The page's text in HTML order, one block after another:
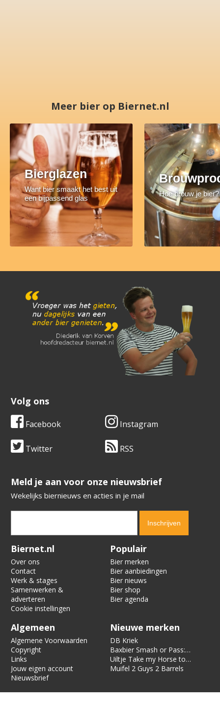
Meer bier op Biernet.nl
Bierglazen
Want bier smaakt het best uit
een bijpassend glas
Hoe brouw je bier?
Volg ons
Facebook Instagram
Twitter RSS
​​​​​​​Meld je aan voor onze nieuwsbrief
Wekelijks biernieuws en acties in je mail
Verification code:
Biernet.nl
Over ons
Contact
Werk & stages
Samenwerken &
adverteren
Cookie instellingen
Populair
Bier merken
Bier aanbiedingen
Bier nieuws
Bier shop
Bier agenda
Algemeen
Algemene Voorwaarden
Copyright
Links
Jouw eigen account
Nieuwsbrief
Nieuwe merken
DB Kriek
Baxbier Smash or Pass:
Strata
Uiltje Take my Horse to
the Hotel Room
Muifel 2 Guys 2 Barrels